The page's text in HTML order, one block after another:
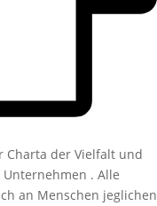
Charta der Vielfalt und
. Alle
an Menschen jeglichen